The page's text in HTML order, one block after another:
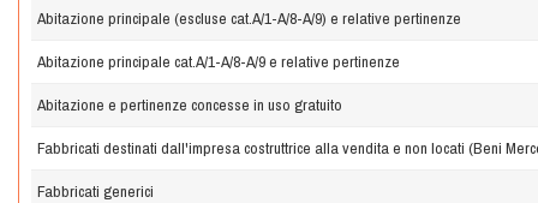
Abitazione principale (escluse cat.A/1-A/8-A/9) e relative pertinenze
Abitazione principale cat.A/1-A/8-A/9 e relative pertinenze
Abitazione e pertinenze concesse in uso gratuito
Fabbricati destinati dall'impresa costruttrice alla vendita e non locati (Beni
Fabbricati generici